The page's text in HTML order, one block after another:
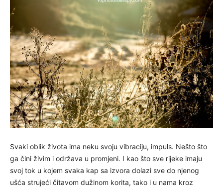
Svaki oblik života ima neku svoju vibraciju, impuls. Nešto što
ga čini živim i održava u promjeni. I kao što sve rijeke imaju
svoj tok u kojem svaka kap sa izvora dolazi sve do njenog
ušća strujeći čitavom dužinom korita, tako i u nama kroz